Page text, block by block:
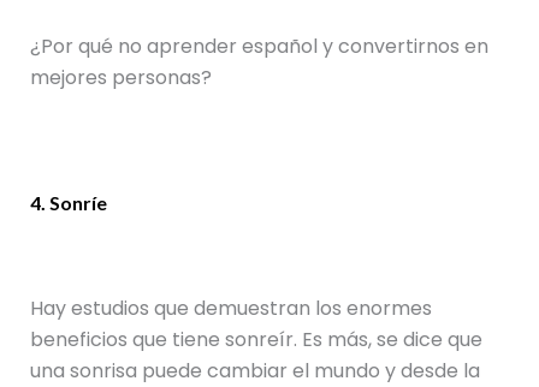
¿Por qué no aprender español y convertirnos en
mejores personas?
4. Sonríe
Hay estudios que demuestran los enormes
beneficios que tiene sonreír. Es más, se dice que
una sonrisa puede cambiar el mundo y desde la